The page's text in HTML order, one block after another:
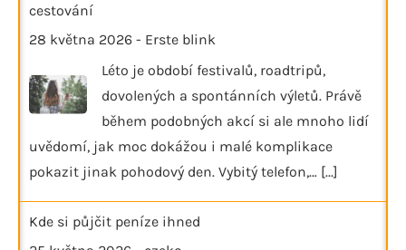
cestování
28 května 2026 - Erste blink
Léto je období festivalů, roadtripů,
dovolených a spontánních výletů. Právě
během podobných akcí si ale mnoho lidí
uvědomí, jak moc dokážou i malé komplikace
pokazit jinak pohodový den. Vybitý telefon,… [...]
Kde si půjčit peníze ihned